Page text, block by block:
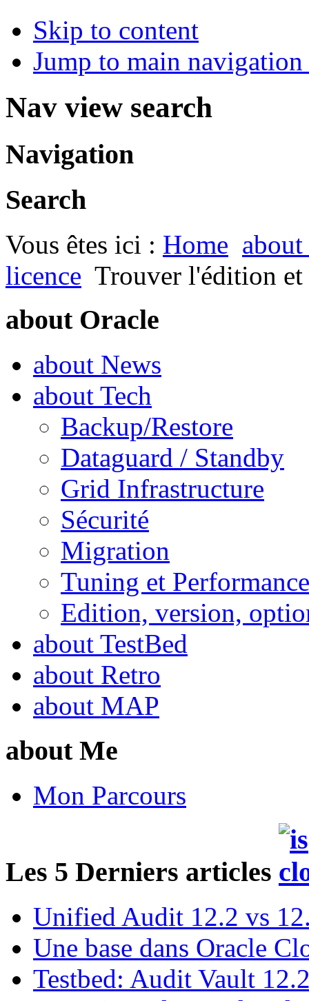
Skip to content
Jump to main
Nav view search
Navigation
Search
Vous êtes ici : Home about
licence Trouver l'édition
about Oracle
about News
about Tech
Backup/Restore
Dataguard / Standby
Grid Infrastructure
Sécurité
Migration
Tuning et Performance
Edition, version,
about TestBed
about Retro
about MAP
about Me
Mon Parcours
Les 5 Derniers articles
Unified Audit 12.2 vs
Une base dans Oracle
Testbed: Audit Vault